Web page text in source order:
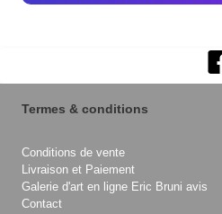
Termes & conditions
Conditions de vente
Livraison et Paiement
Galerie d'art en ligne Eric Bruni avis
Contact